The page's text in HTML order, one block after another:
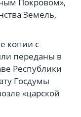
Земель,
копии с
переданы в
Республики
Госдумы
«царской